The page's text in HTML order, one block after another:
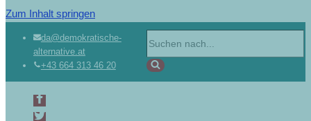
Zum Inhalt springen
da@demokratische-
alternative.at
+43 664 313 46 20